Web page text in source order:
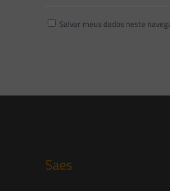
Salvar meus dados neste
Saes